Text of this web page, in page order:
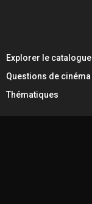
Explorer le catalogue
Questions de cinéma
Thématiques